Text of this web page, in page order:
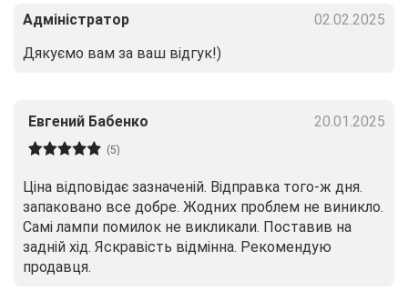
Адміністратор
02.02.2025
Дякуємо вам за ваш відгук!)
Евгений Бабенко 20.01.2025
(5)
Ціна відповідає зазначеній. Відправка того-ж дня.
запаковано все добре. Жодних проблем не виникло.
Самі лампи помилок не викликали. Поставив на
задній хід. Яскравість відмінна. Рекомендую
продавця.